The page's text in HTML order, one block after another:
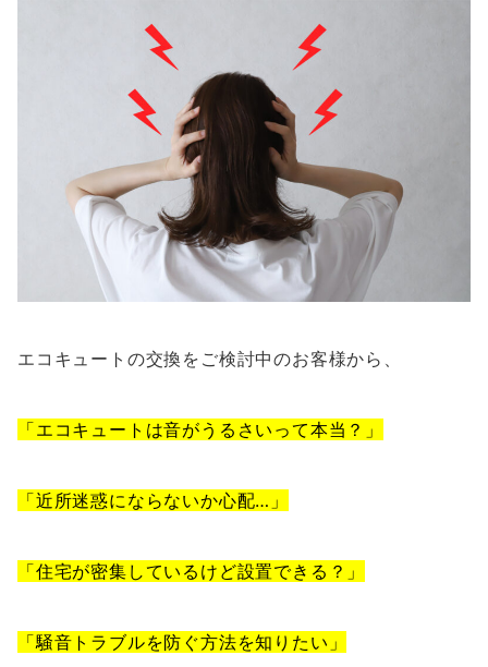
エコキュートの交換をご検討中のお客様から、
「エコキュートは音がうるさいって本当？」
「近所迷惑にならないか心配…」
「住宅が密集しているけど設置できる？」
「騒音トラブルを防ぐ方法を知りたい」